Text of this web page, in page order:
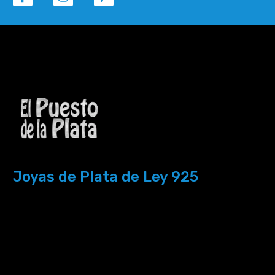
Joyas de Plata de Ley 925